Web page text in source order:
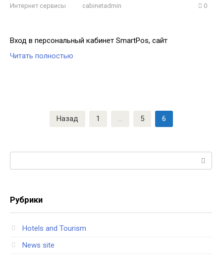
Интернет сервисы cabinetadmin 0
Вход в персональный кабинет SmartPos, сайт
Читать полностью
Назад 1 … 5 6
Рубрики
Hotels and Tourism
News site